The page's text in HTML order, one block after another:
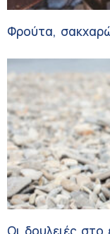
Φρούτα,